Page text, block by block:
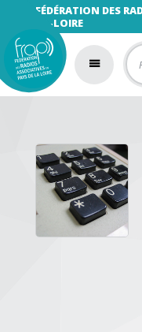
FÉDÉRATION DES
LA-LOIRE